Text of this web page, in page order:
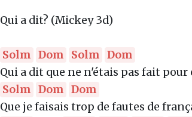
Qui a dit? (Mickey 3d)
Solm Dom Solm Dom
Qui a dit que ne n'étais pas fait pour
Solm Dom Dom
Que je faisais trop de fautes de